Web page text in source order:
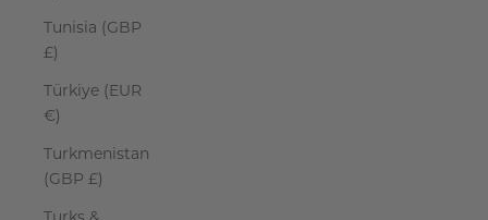
Tunisia (GBP
£)
Türkiye (EUR
€)
Turkmenistan
(GBP £)